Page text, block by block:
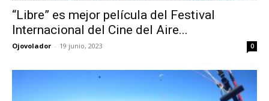
“Libre” es mejor película del Festival
Internacional del Cine del Aire...
Ojovolador - 19 junio, 2023 0